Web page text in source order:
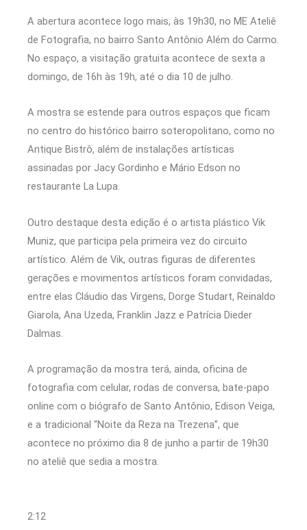
A abertura acontece logo mais, às 19h30, no ME Ateliê
de Fotografia, no bairro Santo Antônio Além do Carmo.
No espaço, a visitação gratuita acontece de sexta a
domingo, de 16h às 19h, até o dia 10 de julho.
A mostra se estende para outros espaços que ficam
no centro do histórico bairro soteropolitano, como no
Antique Bistrô, além de instalações artísticas
assinadas por Jacy Gordinho e Mário Edson no
restaurante La Lupa.
Outro destaque desta edição é o artista plástico Vik
Muniz, que participa pela primeira vez do circuito
artístico. Além de Vik, outras figuras de diferentes
gerações e movimentos artísticos foram convidadas,
entre elas Cláudio das Virgens, Dorge Studart, Reinaldo
Giarola, Ana Uzeda, Franklin Jazz e Patrícia Dieder
Dalmas.
A programação da mostra terá, ainda, oficina de
fotografia com celular, rodas de conversa, bate-papo
online com o biógrafo de Santo Antônio, Edison Veiga,
e a tradicional “Noite da Reza na Trezena”, que
acontece no próximo dia 8 de junho a partir de 19h30
no ateliê que sedia a mostra.
2:12